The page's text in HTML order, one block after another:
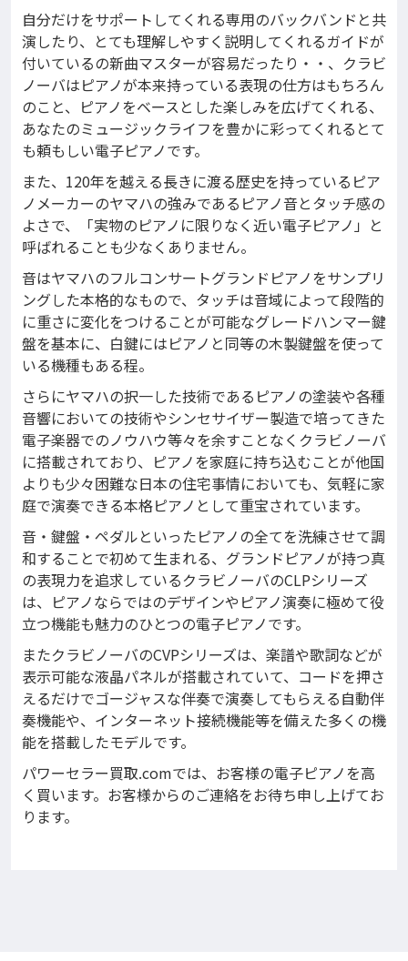
自分だけをサポートしてくれる専用のバックバンドと共
演したり、とても理解しやすく説明してくれるガイドが
付いているの新曲マスターが容易だったり・・、クラビ
ノーバはピアノが本来持っている表現の仕方はもちろん
のこと、ピアノをベースとした楽しみを広げてくれる、
あなたのミュージックライフを豊かに彩ってくれるとて
も頼もしい電子ピアノです。
また、120年を越える長きに渡る歴史を持っているピア
ノメーカーのヤマハの強みであるピアノ音とタッチ感の
よさで、「実物のピアノに限りなく近い電子ピアノ」と
呼ばれることも少なくありません。
音はヤマハのフルコンサートグランドピアノをサンプリ
ングした本格的なもので、タッチは音域によって段階的
に重さに変化をつけることが可能なグレードハンマー鍵
盤を基本に、白鍵にはピアノと同等の木製鍵盤を使って
いる機種もある程。
さらにヤマハの択一した技術であるピアノの塗装や各種
音響においての技術やシンセサイザー製造で培ってきた
電子楽器でのノウハウ等々を余すことなくクラビノーバ
に搭載されており、ピアノを家庭に持ち込むことが他国
よりも少々困難な日本の住宅事情においても、気軽に家
庭で演奏できる本格ピアノとして重宝されています。
音・鍵盤・ペダルといったピアノの全てを洗練させて調
和することで初めて生まれる、グランドピアノが持つ真
の表現力を追求しているクラビノーバのCLPシリーズ
は、ピアノならではのデザインやピアノ演奏に極めて役
立つ機能も魅力のひとつの電子ピアノです。
またクラビノーバのCVPシリーズは、楽譜や歌詞などが
表示可能な液晶パネルが搭載されていて、コードを押さ
えるだけでゴージャスな伴奏で演奏してもらえる自動伴
奏機能や、インターネット接続機能等を備えた多くの機
能を搭載したモデルです。
パワーセラー買取.comでは、お客様の電子ピアノを高
く買います。お客様からのご連絡をお待ち申し上げてお
ります。